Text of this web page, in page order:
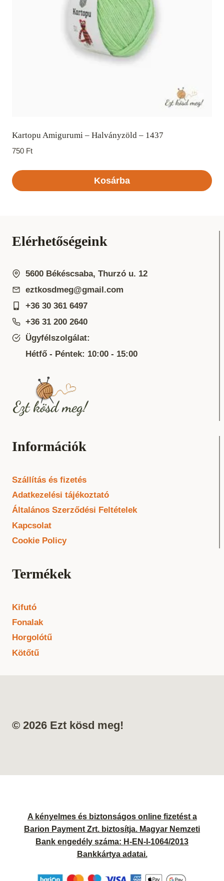
Kartopu Amigurumi – Halványzöld – 1437
750 Ft
Kosárba
Elérhetőségeink
5600 Békéscsaba, Thurzó u. 12
eztkosdmeg@gmail.com
+36 30 361 6497
+36 31 200 2640
Ügyfélszolgálat:
Hétfő - Péntek: 10:00 - 15:00
Információk
Szállítás és fizetés
Adatkezelési tájékoztató
Általános Szerződési Feltételek
Kapcsolat
Cookie Policy
Termékek
Kifutó
Fonalak
Horgolótű
Kötőtű
© 2026 Ezt kösd meg!
A kényelmes és biztonságos online fizetést a
Barion Payment Zrt. biztosítja. Magyar Nemzeti
Bank engedély száma: H-EN-I-1064/2013
Bankkártya adatai.